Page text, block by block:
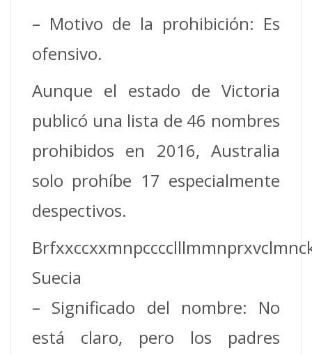
– Motivo de la prohibición: Es
ofensivo.
Aunque el estado de Victoria
publicó una lista de 46 nombres
prohibidos en 2016, Australia
solo prohíbe 17 especialmente
despectivos.
Suecia
– Significado del nombre: No
está claro, pero los padres